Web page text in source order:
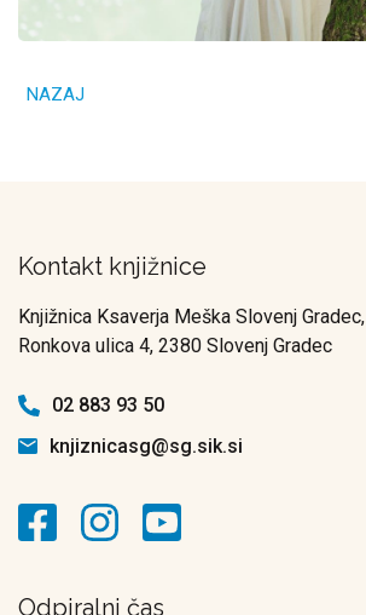
NAZAJ
Kontakt knjižnice
Knjižnica Ksaverja Meška Slovenj Gradec,
Ronkova ulica 4, 2380 Slovenj Gradec
02 883 93 50
knjiznicasg@sg.sik.si
Odpiralni čas